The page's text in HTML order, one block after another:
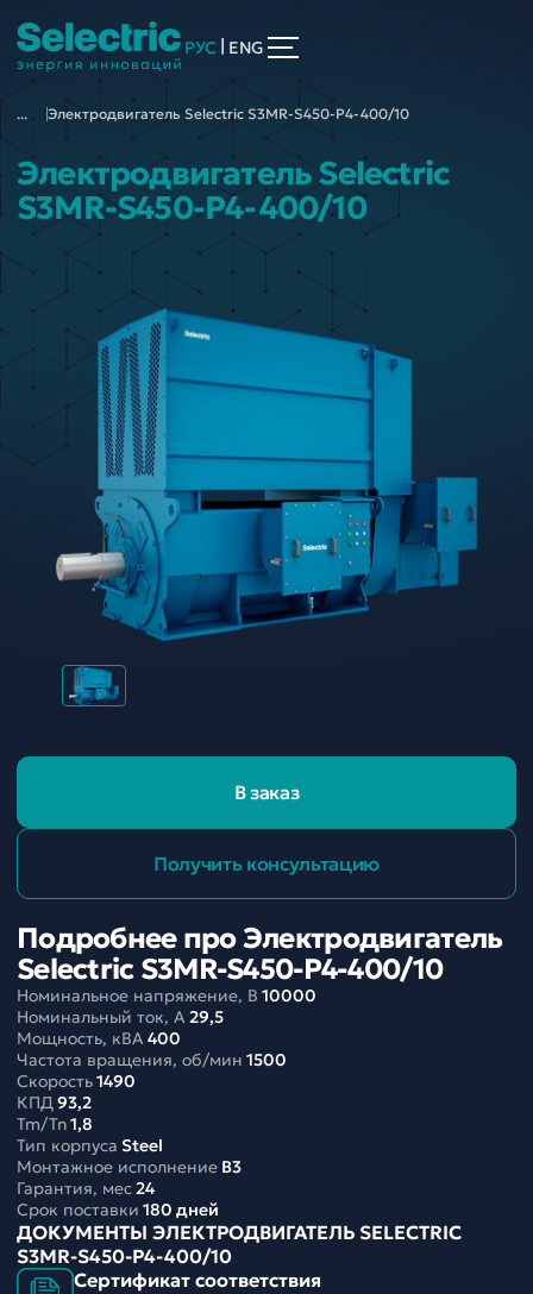
РУС ENG
... Электродвигатель Selectric S3MR-S450-P4-400/10
Электродвигатель Selectric
S3MR-S450-P4-400/10
В заказ
Получить консультацию
Подробнее про Электродвигатель
Selectric S3MR-S450-P4-400/10
Номинальное напряжение, В 10000
Номинальный ток, A29,5
Мощность, кВА400
Частота вращения, об/мин 1500
Скорость1490
КПД93,2
Tm/Tn1,8
Тип корпуса Steel
Монтажное исполнение B3
Гарантия, мес24
Срок поставки 180 дней
ДОКУМЕНТЫ ЭЛЕКТРОДВИГАТЕЛЬ SELECTRIC
S3MR-S450-P4-400/10
Сертификат соответствия